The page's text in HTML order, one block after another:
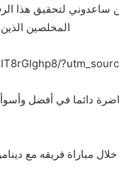
ساعدوني لتحقيق هذا
المخلصين
في مسيرته الرياضة خلال مباراة